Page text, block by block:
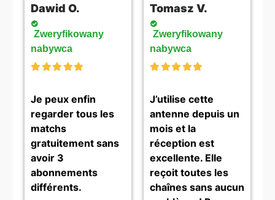
Dawid O.
Zweryfikowany
nabywca
Je peux enfin
regarder tous les
matchs
gratuitement sans
avoir 3
abonnements
différents.
Tomasz V.
Zweryfikowany
nabywca
J’utilise cette
antenne depuis un
mois et la
réception est
excellente. Elle
reçoit toutes les
chaînes sans aucun